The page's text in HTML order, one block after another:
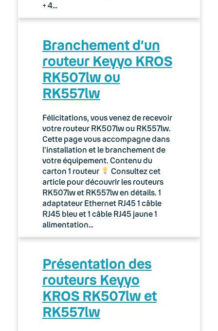
+ 4…
Branchement d’un
routeur Keyyo KROS
RK507lw ou
RK557lw
Félicitations, vous venez de recevoir
votre routeur RK507lw ou RK557lw.
Cette page vous accompagne dans
l’installation et le branchement de
votre équipement. Contenu du
carton 1 routeur
Consultez cet
article pour découvrir les routeurs
RK507lw et RK557lw en détails. 1
adaptateur Ethernet RJ45 1 câble
RJ45 bleu et 1 câble RJ45 jaune 1
alimentation…
Présentation des
routeurs Keyyo
KROS RK507lw et
RK557lw